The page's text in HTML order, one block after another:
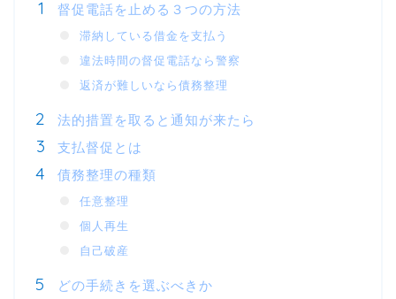
督促電話を止める３つの方法
滞納している借金を支払う
違法時間の督促電話なら警察
返済が難しいなら債務整理
法的措置を取ると通知が来たら
支払督促とは
債務整理の種類
任意整理
個人再生
自己破産
どの手続きを選ぶべきか